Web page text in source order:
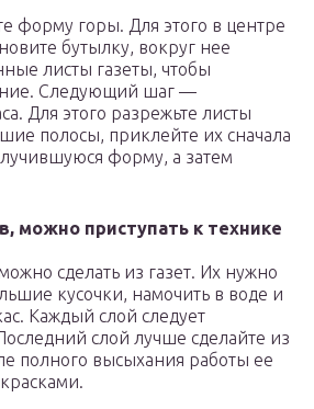
форму горы. Для этого в центре
бутылку, вокруг нее
листы газеты, чтобы
Следующий шаг —
Для этого разрежьте листы
полосы, приклейте их сначала
форму, а затем
можно приступать к технике
сделать из газет. Их нужно
кусочки, намочить в воде и
Каждый слой следует
слой лучше сделайте из
полного высыхания работы ее